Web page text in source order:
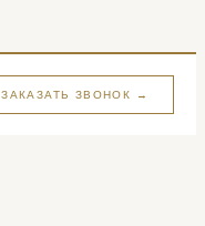
ЗАКАЗАТЬ ЗВОНОК →